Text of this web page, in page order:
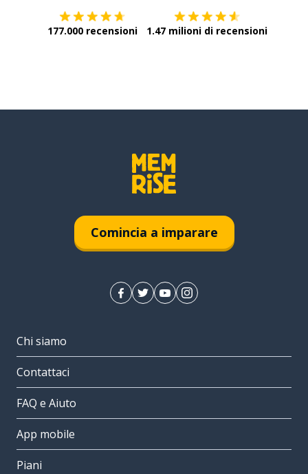
177.000 recensioni 1.47 milioni di recensioni
Comincia a imparare
Chi siamo
Contattaci
FAQ e Aiuto
App mobile
Piani